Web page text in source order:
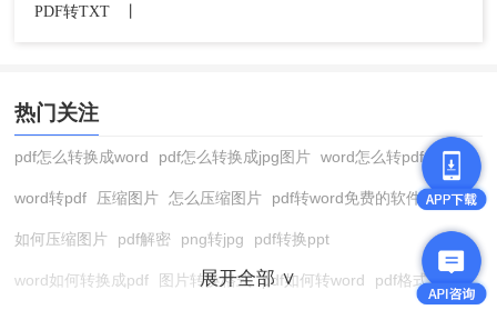
PDF转TXT
热门关注
pdf怎么转换成word pdf怎么转换成jpg图片 word怎么转pdf
word转pdf 压缩图片 怎么压缩图片 pdf转word免费的软件
如何压缩图片 pdf解密 png转jpg pdf转换ppt
word如何转换成pdf 图片转换格式 pdf如何转word pdf格式转换
展开全部 ∨